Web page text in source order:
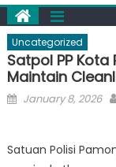
Uncategorized
Satpol PP
Maintain
Posted
January 8, 2026
Satuan Polisi